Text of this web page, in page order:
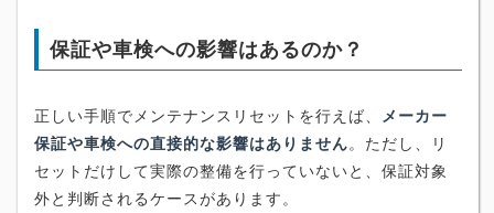
保証や車検への影響はあるのか？
正しい手順でメンテナンスリセットを行えば、
メーカー
保証や車検への直接的な影響はありません。ただし、リ
セットだけして実際の整備を行っていないと、保証対象
外と判断されるケースがあります。